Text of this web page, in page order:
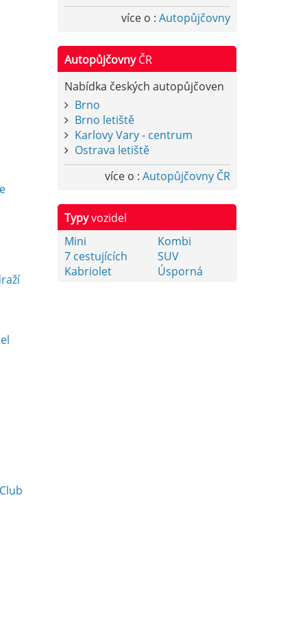
více o : Autopůjčovny
AutopůjčovnyČR
Nabídka českých autopůjčoven
Brno
Brno letiště
Karlovy Vary - centrum
Ostrava letiště
více o : Autopůjčovny ČR
Typyvozidel
Mini
Kombi
7 cestujících
SUV
Kabriolet
Úsporná